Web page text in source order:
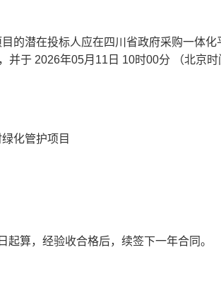
的潜在投标人应在四川省政府采购一体
并于 2026年05月11日 10时00分 （北京
化管护项目
算，经验收合格后，续签下一年合同。